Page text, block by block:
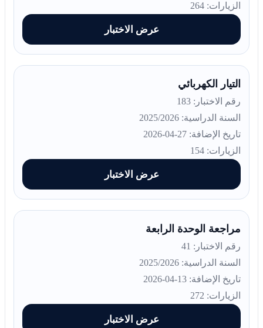
الزيارات: 264
عرض الاختبار
التيار الكهربائي
رقم الاختبار: 183
السنة الدراسية: 2025/2026
تاريخ الإضافة: 27-04-2026
الزيارات: 154
عرض الاختبار
مراجعة الوحدة الرابعة
رقم الاختبار: 41
السنة الدراسية: 2025/2026
تاريخ الإضافة: 13-04-2026
الزيارات: 272
عرض الاختبار